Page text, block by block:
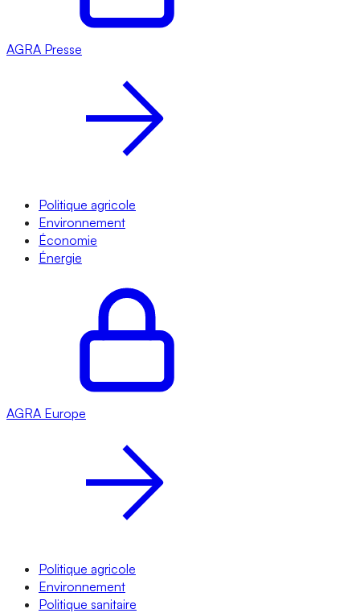
AGRA Presse
Politique agricole
Environnement
Économie
Énergie
AGRA Europe
Politique agricole
Environnement
Politique sanitaire